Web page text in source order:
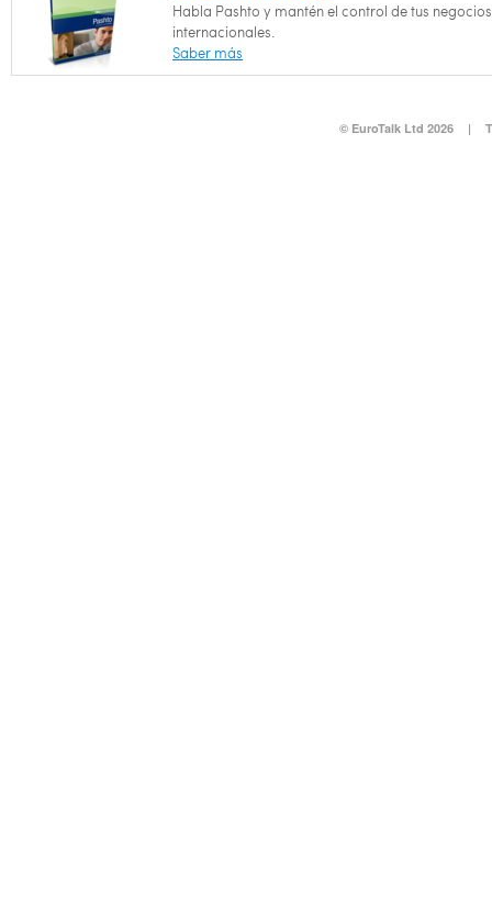
Habla Pashto y mantén el control de tus negocios
internacionales.
Saber más
© EuroTalk Ltd 2026 |